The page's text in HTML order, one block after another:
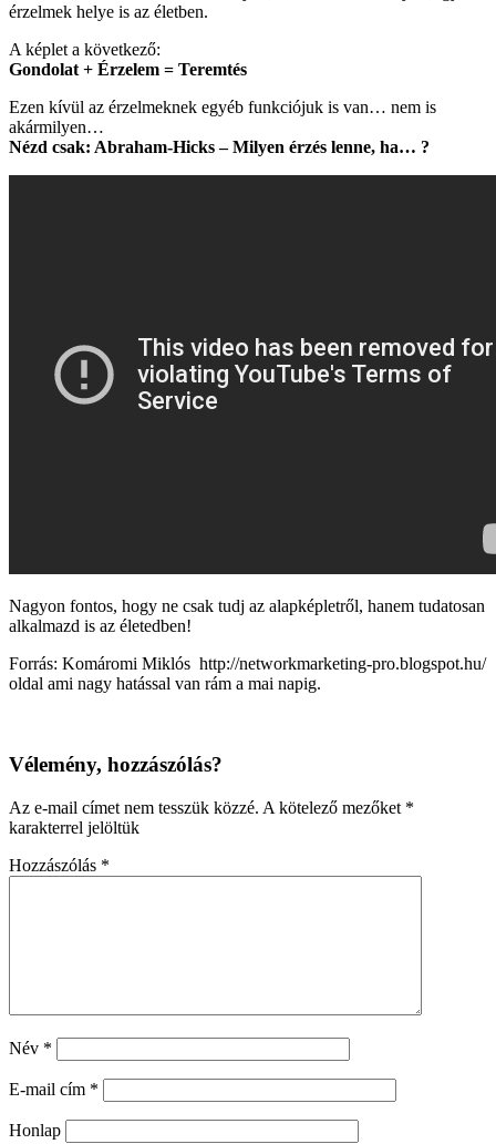
érzelmek helye is az életben.
A képlet a következő:
Gondolat + Érzelem = Teremtés
Ezen kívül az érzelmeknek egyéb funkciójuk is van… nem is
akármilyen…
Nézd csak: Abraham-Hicks – Milyen érzés lenne, ha… ?
Nagyon fontos, hogy ne csak tudj az alapképletről, hanem tudatosan
alkalmazd is az életedben!
Forrás: Komáromi Miklós http://networkmarketing-pro.blogspot.hu/
oldal ami nagy hatással van rám a mai napig.
Vélemény, hozzászólás?
Az e-mail címet nem tesszük közzé. A kötelező mezőket *
karakterrel jelöltük
Hozzászólás *
Név *
E-mail cím *
Honlap